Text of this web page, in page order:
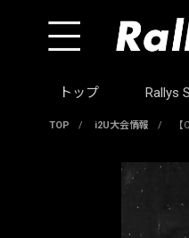
トップ Rallys
TOP / i2U大会情報 /